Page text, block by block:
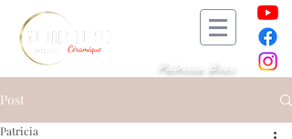
Patricia Bosc
Post
Patricia